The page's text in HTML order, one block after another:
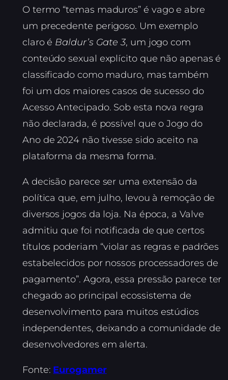
O termo “temas maduros” é vago e abre
um precedente perigoso. Um exemplo
claro é Baldur’s Gate 3, um jogo com
conteúdo sexual explícito que não apenas é
classificado como maduro, mas também
foi um dos maiores casos de sucesso do
Acesso Antecipado. Sob esta nova regra
não declarada, é possível que o Jogo do
Ano de 2024 não tivesse sido aceito na
plataforma da mesma forma.
A decisão parece ser uma extensão da
política que, em julho, levou à remoção de
diversos jogos da loja. Na época, a Valve
admitiu que foi notificada de que certos
títulos poderiam “violar as regras e padrões
estabelecidos por nossos processadores de
pagamento”. Agora, essa pressão parece ter
chegado ao principal ecossistema de
desenvolvimento para muitos estúdios
independentes, deixando a comunidade de
desenvolvedores em alerta.
Fonte: Eurogamer